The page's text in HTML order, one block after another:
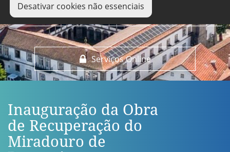
Desativar cookies não essenciais
Serviços Online
Inauguração da Obra
de Recuperação do
Miradouro de